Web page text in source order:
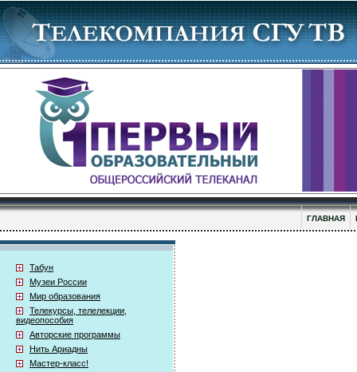
ГЛАВНАЯ
Табун
Музеи России
Мир образования
Телекурсы, телелекции,
видеопособия
Авторские программы
Нить Ариадны
Мастер-класс!